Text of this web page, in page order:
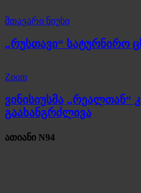
მთავარი ნიუსი
„რუსთავი“ სატურნირო
Zoom
ვინისიუსმა „რეალთან“
გაახანგრძლივა
ათიანი N94